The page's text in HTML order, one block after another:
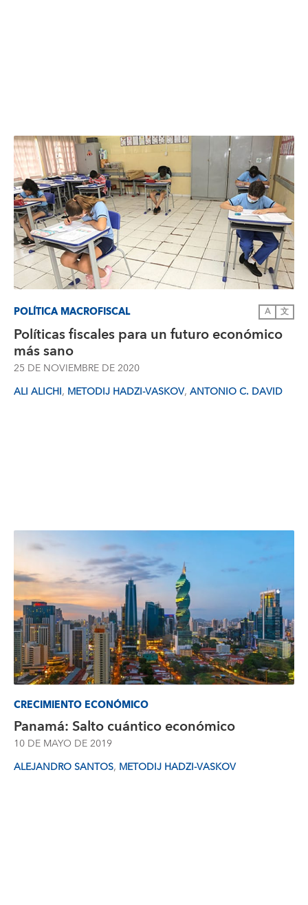
POLÍTICA MACROFISCAL A 文
Políticas fiscales para un futuro económico
más sano
25 DE NOVIEMBRE DE 2020
ALI ALICHI, METODIJ HADZI-VASKOV, ANTONIO C. DAVID
CRECIMIENTO ECONÓMICO
Panamá: Salto cuántico económico
10 DE MAYO DE 2019
ALEJANDRO SANTOS, METODIJ HADZI-VASKOV